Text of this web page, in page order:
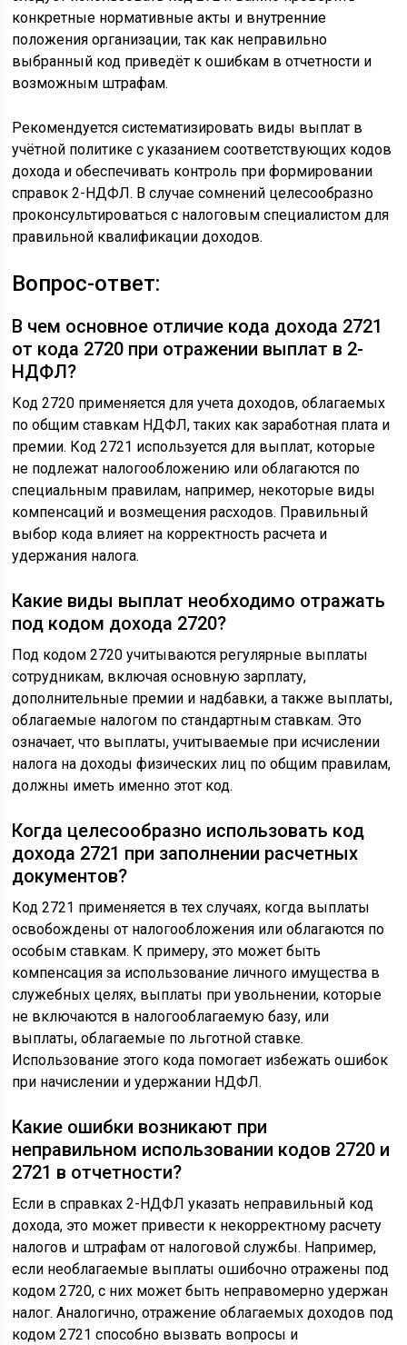
конкретные нормативные акты и внутренние
положения организации, так как неправильно
выбранный код приведёт к ошибкам в отчетности и
возможным штрафам.
Рекомендуется систематизировать виды выплат в
учётной политике с указанием соответствующих кодов
дохода и обеспечивать контроль при формировании
справок 2-НДФЛ. В случае сомнений целесообразно
проконсультироваться с налоговым специалистом для
правильной квалификации доходов.
Вопрос-ответ:
В чем основное отличие кода дохода 2721
от кода 2720 при отражении выплат в 2-
НДФЛ?
Код 2720 применяется для учета доходов, облагаемых
по общим ставкам НДФЛ, таких как заработная плата и
премии. Код 2721 используется для выплат, которые
не подлежат налогообложению или облагаются по
специальным правилам, например, некоторые виды
компенсаций и возмещения расходов. Правильный
выбор кода влияет на корректность расчета и
удержания налога.
Какие виды выплат необходимо отражать
под кодом дохода 2720?
Под кодом 2720 учитываются регулярные выплаты
сотрудникам, включая основную зарплату,
дополнительные премии и надбавки, а также выплаты,
облагаемые налогом по стандартным ставкам. Это
означает, что выплаты, учитываемые при исчислении
налога на доходы физических лиц по общим правилам,
должны иметь именно этот код.
Когда целесообразно использовать код
дохода 2721 при заполнении расчетных
документов?
Код 2721 применяется в тех случаях, когда выплаты
освобождены от налогообложения или облагаются по
особым ставкам. К примеру, это может быть
компенсация за использование личного имущества в
служебных целях, выплаты при увольнении, которые
не включаются в налогооблагаемую базу, или
выплаты, облагаемые по льготной ставке.
Использование этого кода помогает избежать ошибок
при начислении и удержании НДФЛ.
Какие ошибки возникают при
неправильном использовании кодов 2720 и
2721 в отчетности?
Если в справках 2-НДФЛ указать неправильный код
дохода, это может привести к некорректному расчету
налогов и штрафам от налоговой службы. Например,
если необлагаемые выплаты ошибочно отражены под
кодом 2720, с них может быть неправомерно удержан
налог. Аналогично, отражение облагаемых доходов под
кодом 2721 способно вызвать вопросы и